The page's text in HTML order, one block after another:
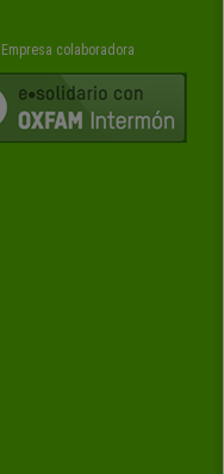
Empresa colaboradora